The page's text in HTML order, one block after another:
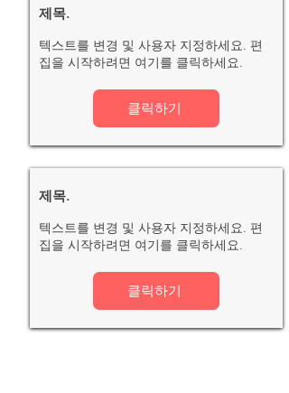
제목.
텍스트를 변경 및 사용자 지정하세요. 편
집을 시작하려면 여기를 클릭하세요.
클릭하기
제목.
텍스트를 변경 및 사용자 지정하세요. 편
집을 시작하려면 여기를 클릭하세요.
클릭하기